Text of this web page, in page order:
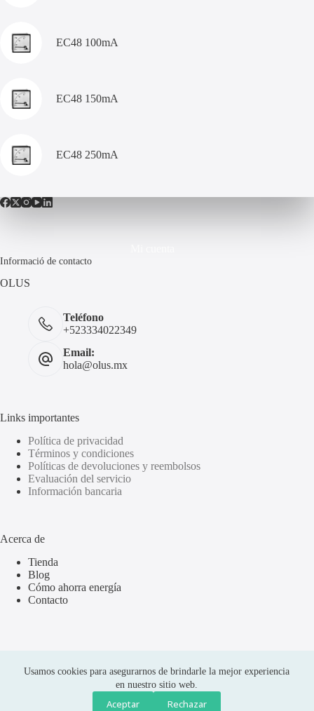
Usamos cookies para asegurarnos de brindarle la mejor experiencia
en nuestro sitio web.
Aceptar Rechazar
EC48 100mA
EC48 150mA
EC48 250mA
Informació de contacto
OLUS
Teléfono
+523334022349
Email:
hola@olus.mx
Links importantes
Política de privacidad
Términos y condiciones
Políticas de devoluciones y reembolsos
Evaluación del servicio
Información bancaria
Acerca de
Tienda
Blog
Cómo ahorra energía
Contacto